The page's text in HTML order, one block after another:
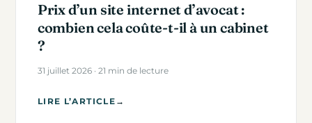
Prix d’un site internet d’avocat :
combien cela coûte-t-il à un cabinet
?
31 juillet 2026 · 21 min de lecture
LIRE L’ARTICLE →